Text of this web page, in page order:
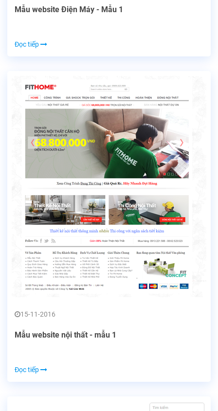
Mẫu website Điện Máy - Mẫu 1
Đọc tiếp
15-11-2016
Mẫu website nội thất - mẫu 1
Đọc tiếp